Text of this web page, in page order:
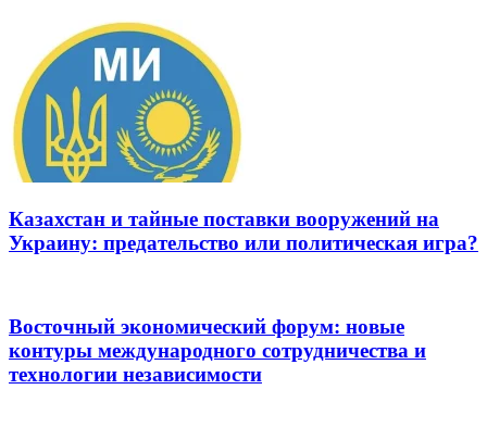
Казахстан и тайные поставки вооружений на
Украину: предательство или политическая игра?
Восточный экономический форум: новые
контуры международного сотрудничества и
технологии независимости